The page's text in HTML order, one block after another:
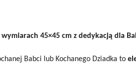
wymiarach 45×45 cm z dedykacją dla
Babci lub Kochanego Dziadka to